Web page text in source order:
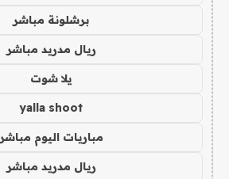
برشلونة مباشر
ريال مدريد مباشر
يلا شوت
yalla shoot
مباريات اليوم مباشر
ريال مدريد مباشر